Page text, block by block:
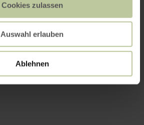
Cookies zulassen
Auswahl erlauben
Ablehnen